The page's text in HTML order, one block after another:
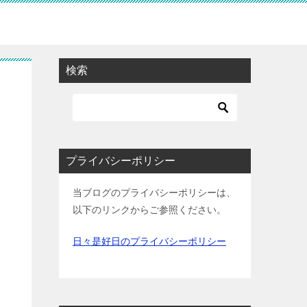
検索
プライバシーポリシー
当ブログのプライバシーポリシーは、
以下のリンクからご参照ください。
日々是好日のプライバシーポリシー